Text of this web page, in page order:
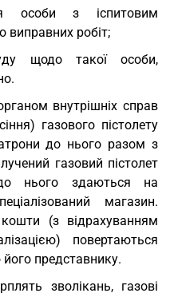
особи з іспитовим
виправних робіт;
щодо такої особи,
внутрішніх справ
газового пістолету
до нього разом з
газовий пістолет
нього здаються на
магазин.
(з відрахуванням
повертаються
представнику.
зволікань, газові